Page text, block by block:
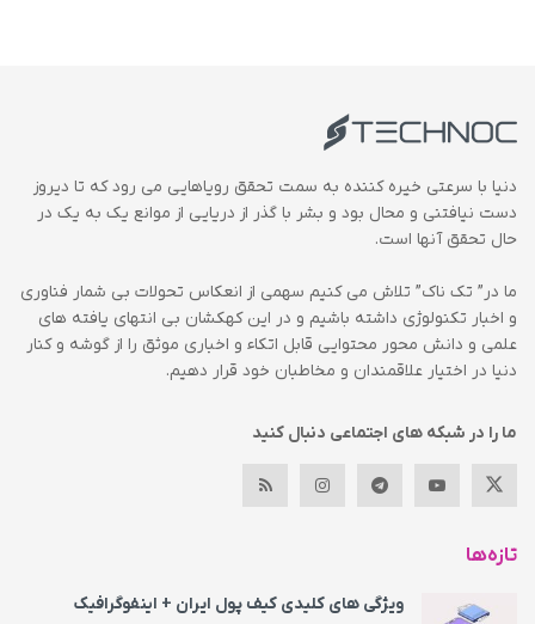
دنیا با سرعتی خیره کننده به سمت تحقق رویاهایی می رود که تا دیروز
دست نیافتنی و محال بود و بشر با گذر از دریایی از موانع یک به یک در
حال تحقق آنها است.
ما در” تک ناک” تلاش می کنیم سهمی از انعکاس تحولات بی شمار فناوری
و اخبار تکنولوژی داشته باشیم و در این کهکشان بی انتهای یافته های
علمی و دانش محور محتوایی قابل اتکاء و اخباری موثق را از گوشه و کنار
دنیا در اختیار علاقمندان و مخاطبان خود قرار دهیم.
ما را در شبکه های اجتماعی دنبال کنید
تازه‌ها
ویژگی های کلیدی کیف پول ایران + اینفوگرافیک